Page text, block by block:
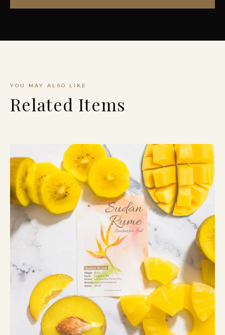
YOU MAY ALSO LIKE
Related Items